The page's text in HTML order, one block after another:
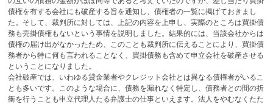
債権を有する会社にも破産する旨を通知し、債権者の一覧に掲げておきまし
た。そして、裁判所に対しては、上記の内容を上申し、実際のところは買掛債
務も売掛債権もないという事情を説明しました。結果的には、当該会社からは
債権の届け出がなかったため、このことも裁判所に伝えることにより、買掛債
務者から特に何も言われることなく、買掛債務も含めて申立会社を破産させる
ということになりました。
会社破産では、いわゆる貸金業者やクレジット会社とは異なる債権者がいるこ
とも多いです。このような場合に、債務を漏れなく特定し、債務者との間の折
衝を行うことも申立代理人たる弁護士の仕事といえます。法人をやむなくたた